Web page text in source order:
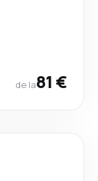
de la81 €